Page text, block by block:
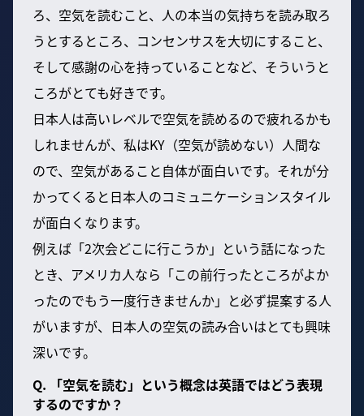
ろ、空気を読むこと、人の本当の気持ちを読み取ろ
うとするところ、コンセンサスを大切にすること、
そして感謝の心を持っていることなど、そういうと
ころがとても好きです。
日本人は高いレベルで空気を読めるので疲れるかも
しれませんが、私はKY（空気が読めない）人間な
ので、空気があること自体が面白いです。それが分
かってくると日本人のコミュニケーションスタイル
が面白くなります。
例えば「2次会どこに行こうか」という話になった
とき、アメリカ人なら「この前行ったところがよか
ったのでもう一度行きませんか」と必ず提案する人
がいますが、日本人の空気の読み合いはとても興味
深いです。
Q. 「空気を読む」という概念は英語ではどう表現
するのですか？